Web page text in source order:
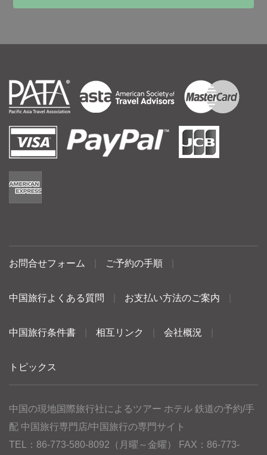
お問合せフォーム ご予約の手順
中国旅行よくある質問 お支払い方法のご案内
中国旅行条件書 相互リンク 会社概況
トピックス
中国の現地国際旅行社によるツアー ホテル 鉄道の予約/手
配 中国旅行専門店/中国旅行の専門サイト
TEL：86-773-580-8092（月曜～金曜） FAX：86-773-